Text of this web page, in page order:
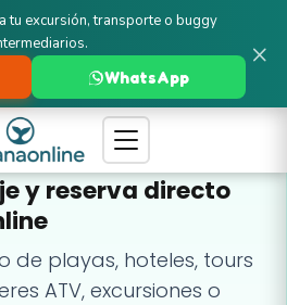
y reserva directo
de playas, hoteles, tours
ATV, excursiones o
×
tu excursión, transporte o buggy
WhatsApp